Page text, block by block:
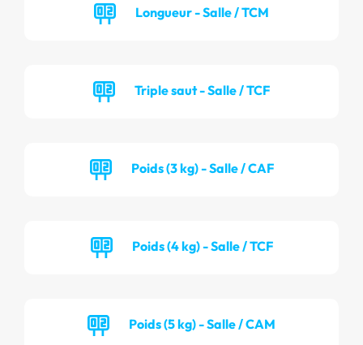
Longueur - Salle / TCM
Triple saut - Salle / TCF
Poids (3 kg) - Salle / CAF
Poids (4 kg) - Salle / TCF
Poids (5 kg) - Salle / CAM